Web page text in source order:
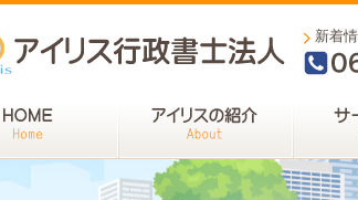
新着